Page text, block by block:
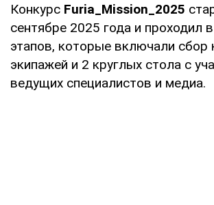
Конкурс Furia_Mission_2025
сентябре 2025 года и проходил
этапов, которые включали сбор
экипажей и 2 круглых стола с
ведущих специалистов и медиа.